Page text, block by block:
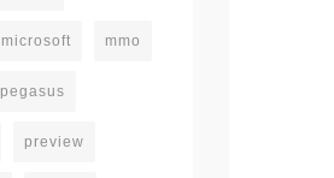
microsoft mmo
pegasus
preview